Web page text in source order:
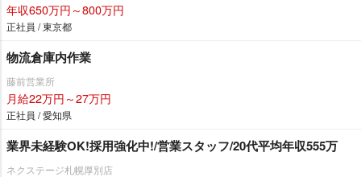
年収650万円～800万円
正社員 / 東京都
物流倉庫内作業
藤前営業所
月給22万円～27万円
正社員 / 愛知県
業界未経験OK!採用強化中!/営業スタッフ/20代平均年収555万
ネクステージ札幌厚別店